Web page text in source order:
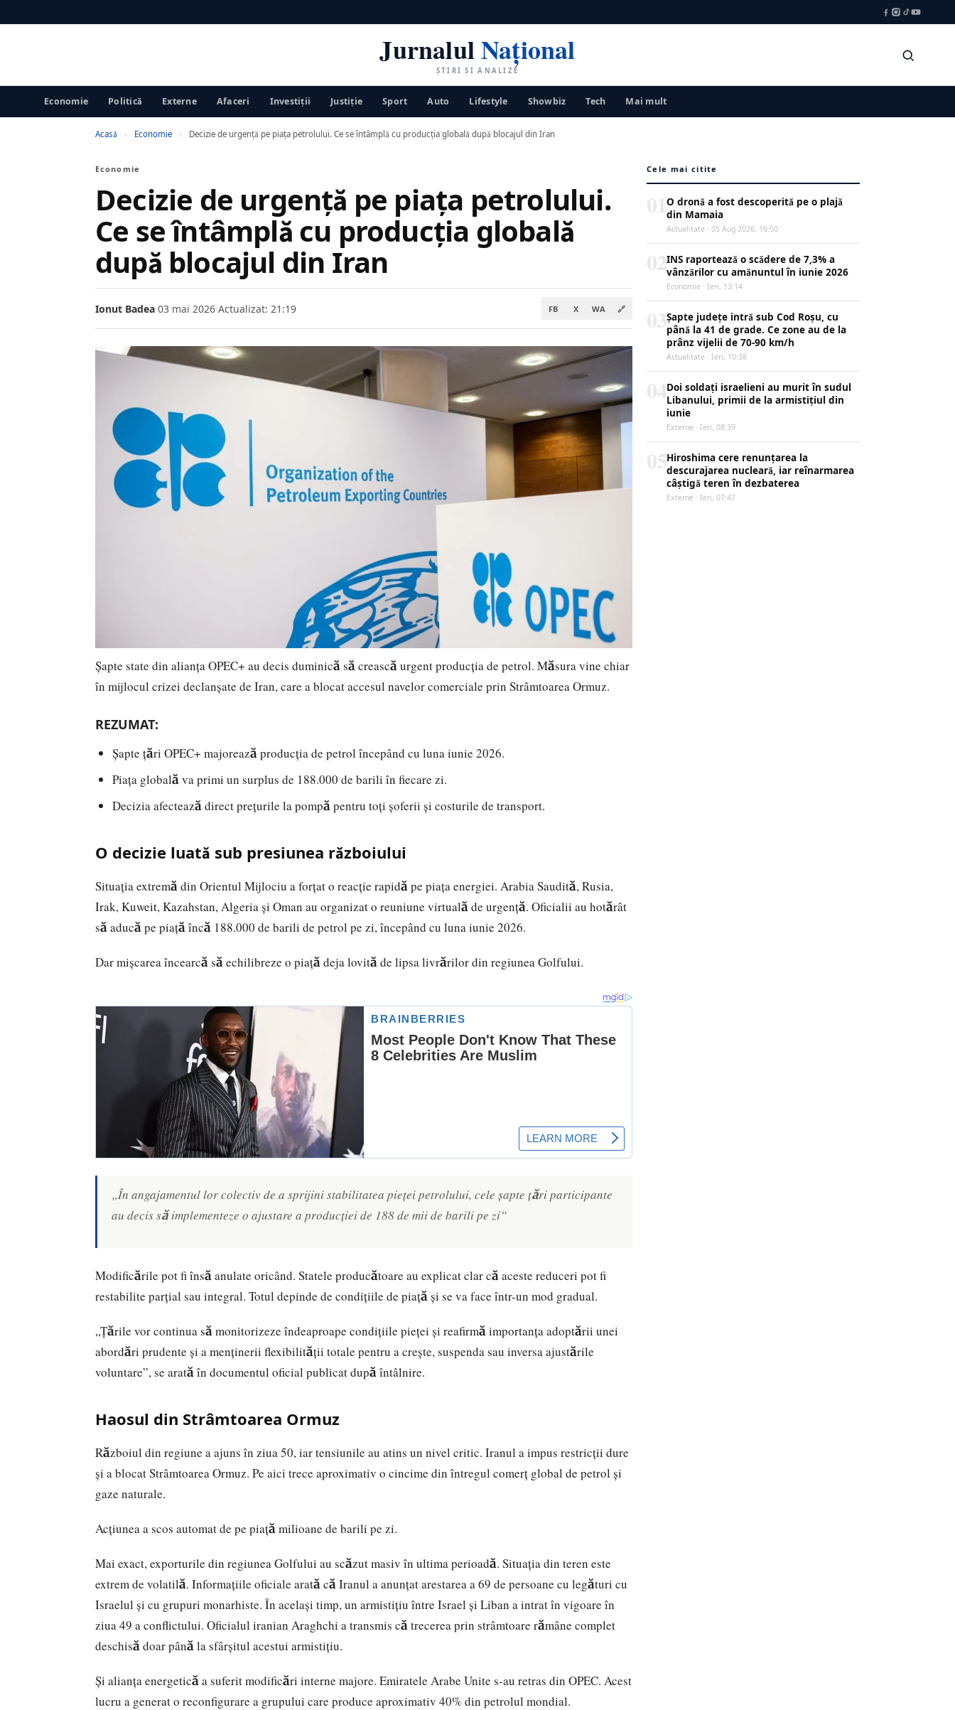
JurnalulNațional
ȘTIRI ȘI ANALIZE
Economie Politică Externe Afaceri Investiții Justiţie Sport Auto Lifestyle Showbiz Tech Mai mult
Acasă › Economie › Decizie de urgență pe piața petrolului. Ce se întâmplă cu producția globală după blocajul din Iran
Economie
Decizie de urgență pe piața petrolului.
Ce se întâmplă cu producția globală
după blocajul din Iran
Ionut Badea·03 mai 2026·Actualizat: 21:19 FB X WA 🔗
Șapte state din alianța OPEC+ au decis duminică să crească urgent producția de petrol. Măsura vine chiar
în mijlocul crizei declanșate de Iran, care a blocat accesul navelor comerciale prin Strâmtoarea Ormuz.
REZUMAT:
Șapte țări OPEC+ majorează producția de petrol începând cu luna iunie 2026.
Piața globală va primi un surplus de 188.000 de barili în fiecare zi.
Decizia afectează direct prețurile la pompă pentru toți șoferii și costurile de transport.
O decizie luată sub presiunea războiului
Situația extremă din Orientul Mijlociu a forțat o reacție rapidă pe piața energiei. Arabia Saudită, Rusia,
Irak, Kuweit, Kazahstan, Algeria și Oman au organizat o reuniune virtuală de urgență. Oficialii au hotărât
să aducă pe piață încă 188.000 de barili de petrol pe zi, începând cu luna iunie 2026.
Dar mișcarea încearcă să echilibreze o piață deja lovită de lipsa livrărilor din regiunea Golfului.
„În angajamentul lor colectiv de a sprijini stabilitatea pieței petrolului, cele șapte țări participante
au decis să implementeze o ajustare a producției de 188 de mii de barili pe zi”
Modificările pot fi însă anulate oricând. Statele producătoare au explicat clar că aceste reduceri pot fi
restabilite parțial sau integral. Totul depinde de condițiile de piață și se va face într-un mod gradual.
„Țările vor continua să monitorizeze îndeaproape condițiile pieței și reafirmă importanța adoptării unei
abordări prudente și a menținerii flexibilității totale pentru a crește, suspenda sau inversa ajustările
voluntare”, se arată în documentul oficial publicat după întâlnire.
Haosul din Strâmtoarea Ormuz
Războiul din regiune a ajuns în ziua 50, iar tensiunile au atins un nivel critic. Iranul a impus restricții dure
și a blocat Strâmtoarea Ormuz. Pe aici trece aproximativ o cincime din întregul comerț global de petrol și
gaze naturale.
Acțiunea a scos automat de pe piață milioane de barili pe zi.
Mai exact, exporturile din regiunea Golfului au scăzut masiv în ultima perioadă. Situația din teren este
extrem de volatilă. Informațiile oficiale arată că Iranul a anunțat arestarea a 69 de persoane cu legături cu
Israelul și cu grupuri monarhiste. În același timp, un armistițiu între Israel și Liban a intrat în vigoare în
ziua 49 a conflictului. Oficialul iranian Araghchi a transmis că trecerea prin strâmtoare rămâne complet
deschisă doar până la sfârșitul acestui armistițiu.
Și alianța energetică a suferit modificări interne majore. Emiratele Arabe Unite s-au retras din OPEC. Acest
lucru a generat o reconfigurare a grupului care produce aproximativ 40% din petrolul mondial.
Cele mai citite
O dronă a fost descoperită pe o plajă
din Mamaia
Actualitate · 05 Aug 2026, 16:50
INS raportează o scădere de 7,3% a
vânzărilor cu amănuntul în iunie 2026
Economie · Ieri, 13:14
Șapte județe intră sub Cod Roșu, cu
până la 41 de grade. Ce zone au de la
prânz vijelii de 70-90 km/h
Actualitate · Ieri, 10:38
Doi soldați israelieni au murit în sudul
Libanului, primii de la armistițiul din
iunie
Externe · Ieri, 08:39
Hiroshima cere renunțarea la
descurajarea nucleară, iar reînarmarea
câștigă teren în dezbaterea
Externe · Ieri, 07:47